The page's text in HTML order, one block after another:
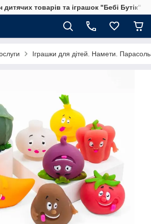
дитячих товарів та іграшок "Бебі Бутік"
Іграшки для дітей. Намети.